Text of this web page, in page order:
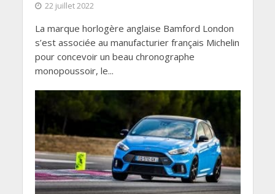
22 juillet 2022
La marque horlogère anglaise Bamford London
s’est associée au manufacturier français Michelin
pour concevoir un beau chronographe
monopoussoir, le...